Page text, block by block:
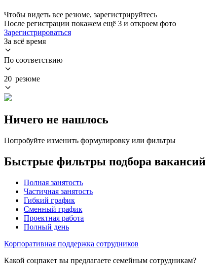
Чтобы видеть все резюме, зарегистрируйтесь
После регистрации покажем ещё 3 и откроем фото
Зарегистрироваться
За всё время
По соответствию
20 резюме
Ничего не нашлось
Попробуйте изменить формулировку или фильтры
Быстрые фильтры подбора вакансий
Полная занятость
Частичная занятость
Гибкий график
Сменный график
Проектная работа
Полный день
Корпоративная поддержка сотрудников
Какой соцпакет вы предлагаете семейным сотрудникам?